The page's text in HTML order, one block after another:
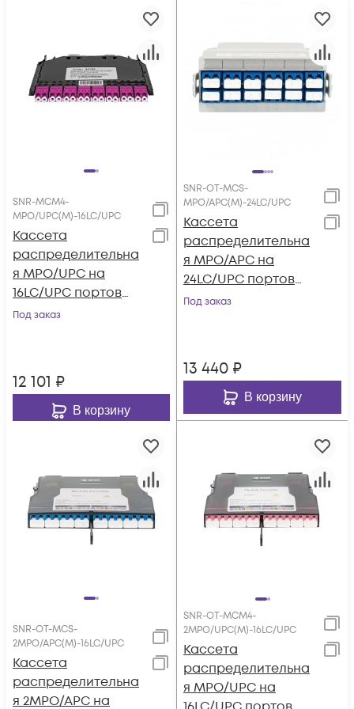
SNR-MCM4-
MPO/UPC(M)-16LC/UPC
Кассета
распределительна
я MPO/UPC на
16LC/UPC портов
MM (OM4) для SNR-
Под заказ
12 101 ₽
В корзину
SNR-OT-MCS-
MPO/APC(M)-24LC/UPC
Кассета
распределительна
я MPO/APC на
24LC/UPC портов
SM для SNR-CMP-
Под заказ
13 440 ₽
В корзину
SNR-OT-MCS-
2MPO/APC(M)-16LC/UPC
Кассета
распределительна
я 2MPO/APC на
SNR-OT-MCM4-
2MPO/UPC(M)-16LC/UPC
Кассета
распределительна
я MPO/UPC на